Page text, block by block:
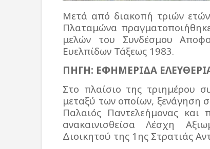
Μετά από διακοπή τριών
Πλαταμώνα
μελών του Συνδέσμου
Ευελπίδων Τάξεως 1983.
ΠΗΓΗ: ΕΦΗΜΕΡΙΔΑ
Στο πλαίσιο της τριημέρου
μεταξύ των οποίων, ξενάγηση
Παλαιός Παντελεήμονας
ανακαινισθείσα Λέσχη
Διοικητού της 1ης Στρατιάς